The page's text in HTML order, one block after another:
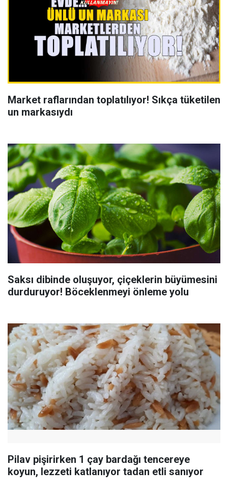
Market raflarından toplatılıyor! Sıkça tüketilen
un markasıydı
Saksı dibinde oluşuyor, çiçeklerin büyümesini
durduruyor! Böceklenmeyi önleme yolu
Pilav pişirirken 1 çay bardağı tencereye
koyun, lezzeti katlanıyor tadan etli sanıyor